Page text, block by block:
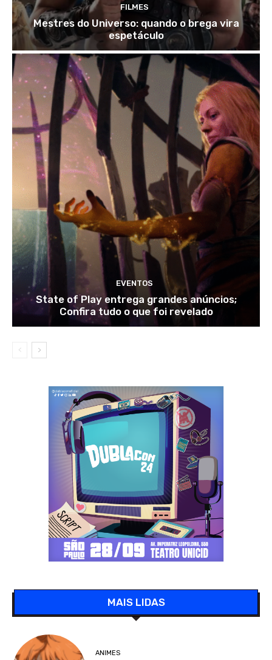
FILMES
Mestres do Universo: quando o brega vira
espetáculo
EVENTOS
State of Play entrega grandes anúncios;
Confira tudo o que foi revelado
MAIS LIDAS
ANIMES